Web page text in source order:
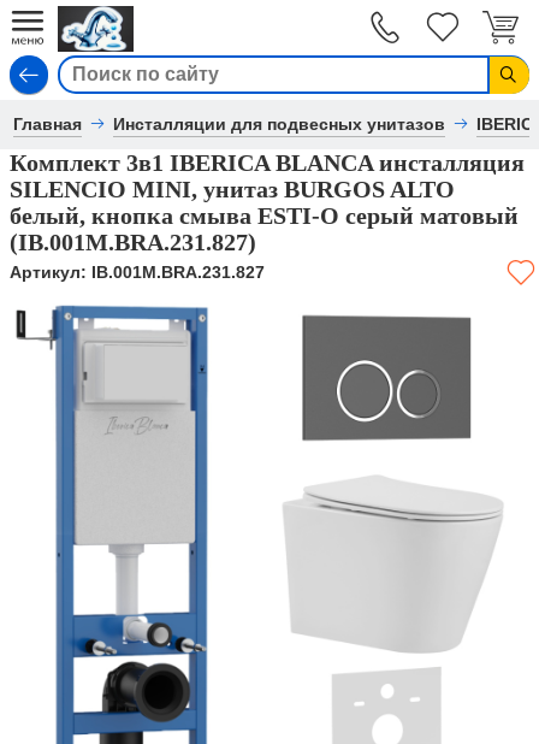
Главная Инсталляции для подвесных унитазов
Комплект 3в1 IBERICA BLANCA инсталляция
SILENCIO MINI, унитаз BURGOS ALTO
белый, кнопка смыва ESTI-O серый матовый
(IB.001M.BRA.231.827)
Артикул: IB.001M.BRA.231.827